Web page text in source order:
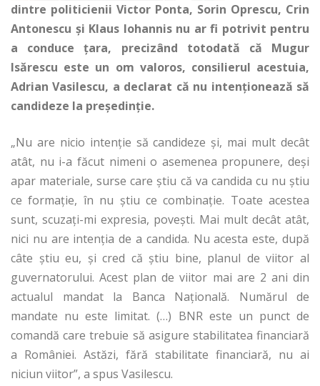
dintre politicienii Victor Ponta, Sorin Oprescu, Crin
Antonescu și Klaus Iohannis nu ar fi potrivit pentru
a conduce țara, precizând totodată că Mugur
Isărescu este un om valoros, consilierul acestuia,
Adrian Vasilescu, a declarat că nu intenționează să
candideze la președinție.
„Nu are nicio intenţie să candideze şi, mai mult decât
atât, nu i-a făcut nimeni o asemenea propunere, deşi
apar materiale, surse care ştiu că va candida cu nu ştiu
ce formaţie, în nu ştiu ce combinaţie. Toate acestea
sunt, scuzaţi-mi expresia, poveşti. Mai mult decât atât,
nici nu are intenţia de a candida. Nu acesta este, după
câte ştiu eu, şi cred că ştiu bine, planul de viitor al
guvernatorului. Acest plan de viitor mai are 2 ani din
actualul mandat la Banca Naţională. Numărul de
mandate nu este limitat. (…) BNR este un punct de
comandă care trebuie să asigure stabilitatea financiară
a României. Astăzi, fără stabilitate financiară, nu ai
niciun viitor”, a spus Vasilescu.